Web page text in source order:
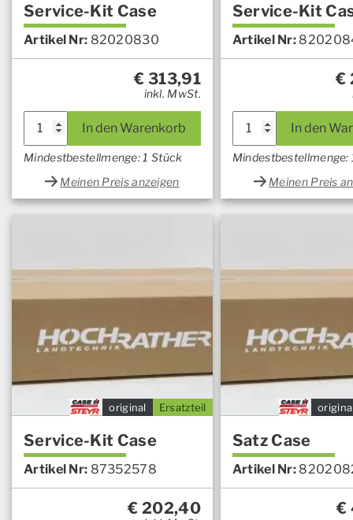
Service-Kit Case
Artikel Nr: 82020830
€ 313,91
inkl. MwSt.
Kit
Case
In den Warenkorb
Mindestbestellmenge: 1 Stück
Meinen Preis anzeigen
Service-Kit
Artikel Nr:
€
Kit
Case
In den
Mindestbestellmenge:
Meinen Preis
Ersatzteil
original
Service-Kit Case
Artikel Nr: 87352578
€ 202,40
original
Satz Case
Artikel Nr:
€